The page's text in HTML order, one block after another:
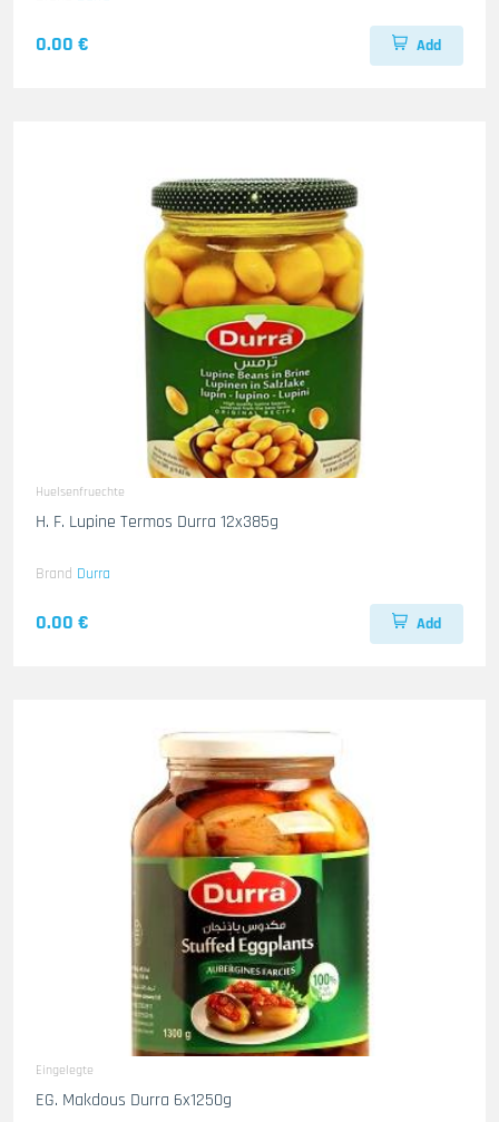
0.00 € Add
Huelsenfruechte
H. F. Lupine Termos Durra 12x385g
Brand Durra
0.00 € Add
Eingelegte
EG. Makdous Durra 6x1250g